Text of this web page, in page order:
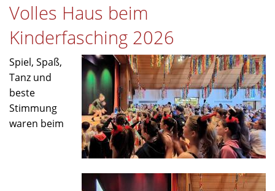
Volles Haus beim
Kinderfasching 2026
Spiel, Spaß,
Tanz und
beste
Stimmung
waren beim